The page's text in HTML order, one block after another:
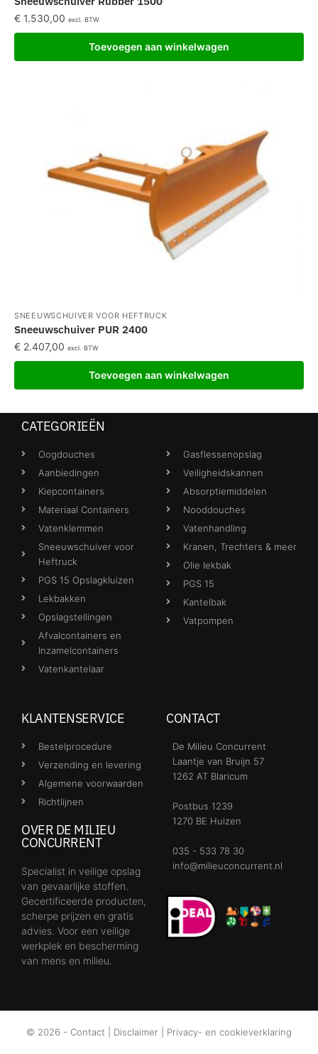
€ 1.530,00 excl. BTW
Toevoegen aan winkelwagen
SNEEUWSCHUIVER VOOR HEFTRUCK
Sneeuwschuiver PUR 2400
€ 2.407,00 excl. BTW
Toevoegen aan winkelwagen
CATEGORIEËN
Oogdouches
Aanbiedingen
Kiepcontainers
Materiaal Containers
Vatenklemmen
Sneeuwschuiver voor
Heftruck
PGS 15 Opslagkluizen
Lekbakken
Opslagstellingen
Afvalcontainers en
Inzamelcontainers
Vatenkantelaar
Gasflessenopslag
Veiligheidskannen
Absorptiemiddelen
Nooddouches
Vatenhandling
Kranen, Trechters & meer
Olie lekbak
PGS 15
Kantelbak
Vatpompen
KLANTENSERVICE
Bestelprocedure
Verzending en levering
Algemene voorwaarden
Richtlijnen
OVER DE MILIEU
CONCURRENT
Specialist in veilige opslag
van gevaarlijke stoffen.
Gecertificeerde producten,
scherpe prijzen en gratis
advies. Voor een veilige
werkplek en bescherming
van mens en milieu.
CONTACT
De Milieu Concurrent
Laantje van Bruijn 57
1262 AT Blaricum
Postbus 1239
1270 BE Huizen
035 - 533 78 30
info@milieuconcurrent.nl
© 2026 - Contact Disclaimer Privacy- en cookieverklaring